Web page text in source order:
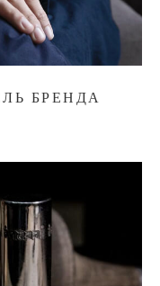
БРЕНДА